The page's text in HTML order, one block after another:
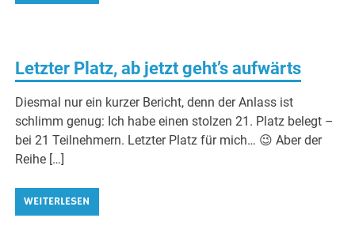
Letzter Platz, ab jetzt geht’s aufwärts
Diesmal nur ein kurzer Bericht, denn der Anlass ist
schlimm genug: Ich habe einen stolzen 21. Platz belegt –
bei 21 Teilnehmern. Letzter Platz für mich… 😉 Aber der
Reihe […]
WEITERLESEN